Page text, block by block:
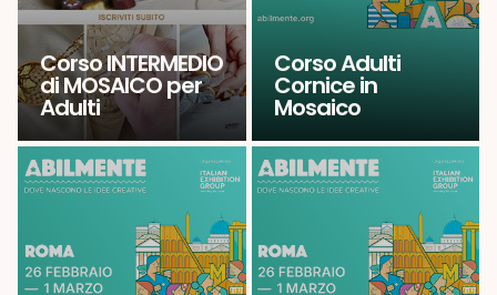
Corso INTERMEDIO
di MOSAICO per
Adulti
Corso Adulti
Cornice in
Mosaico